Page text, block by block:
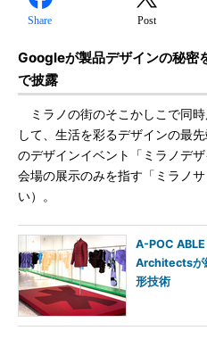
Share Post
Googleが製品デザインの秘密
で披露
ミラノの街のそこかしこで同
して、生活を彩るデザインの最
のデザインイベント「ミラノデ
会場の展示のみを指す「ミラノ
い）。
A-POC
Architectsが
形技術